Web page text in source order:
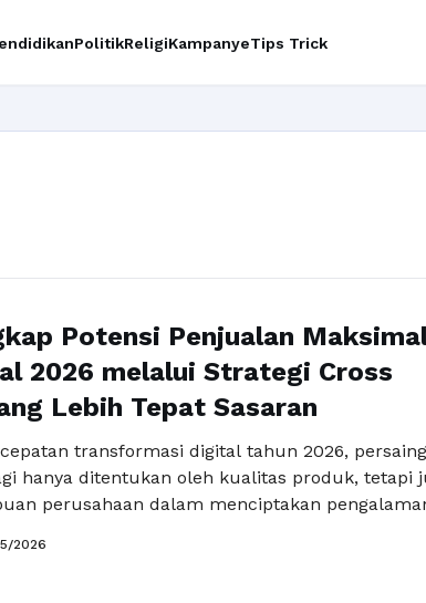
PolitikReligiKampanyeTips Trick
Potensi Penjualan
2026 melalui Strategi Cross
Lebih Tepat Sasaran
transformasi digital tahun 2026,
hanya ditentukan oleh kualitas produk, tetapi
perusahaan dalam menciptakan
bernilai tinggi. Konsumen modern semakin
proses belanja yang cepat, relevan, dan
2026